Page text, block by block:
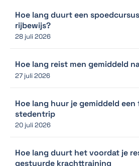
Hoe lang duurt een
rijbewijs?
28 juli 2026
Hoe lang reist men gemiddeld
27 juli 2026
Hoe lang huur je gemiddeld
stedentrip
20 juli 2026
Hoe lang duurt het voordat je
gestuurde krachttraining